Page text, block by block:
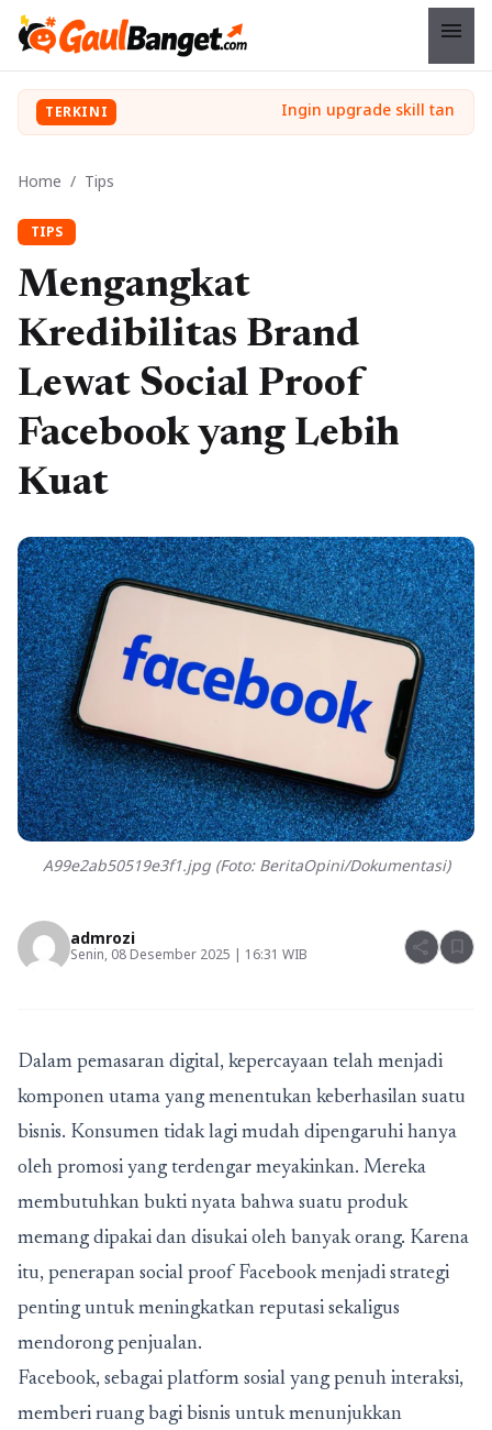
menu
TERKINI
Home / Tips
TIPS
Mengangkat
Kredibilitas Brand
Lewat Social Proof
Facebook yang Lebih
Kuat
A99e2ab50519e3f1.jpg (Foto: BeritaOpini/Dokumentasi)
admrozi
Senin, 08 Desember 2025 | 16:31 WIB share bookmark
Dalam pemasaran digital, kepercayaan telah menjadi
komponen utama yang menentukan keberhasilan suatu
bisnis. Konsumen tidak lagi mudah dipengaruhi hanya
oleh promosi yang terdengar meyakinkan. Mereka
membutuhkan bukti nyata bahwa suatu produk
memang dipakai dan disukai oleh banyak orang. Karena
itu, penerapan social proof Facebookmenjadi strategi
penting untuk meningkatkan reputasi sekaligus
mendorong penjualan.
Facebook, sebagai platform sosial yang penuh interaksi,
memberi ruang bagi bisnis untuk menunjukkan